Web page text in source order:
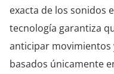
exacta de los sonidos
tecnología garantiza
anticipar movimientos
basados únicamente